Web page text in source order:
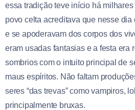
essa tradição teve início há
povo celta acreditava que nesse dia
e se apoderavam dos corpos dos
eram usadas fantasias e a festa era
sombrios com o intuito principal de
maus espíritos. Não faltam
seres “das trevas” como vampiros,
principalmente bruxas.